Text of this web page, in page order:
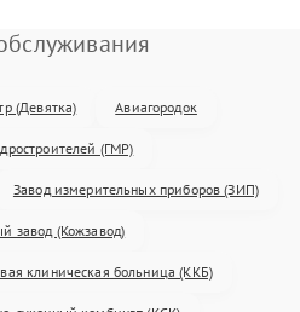
(Девятка) Авиагородок
(ГМР)
Завод измерительных приборов (ЗИП)
завод (Кожзавод)
клиническая больница (ККБ)